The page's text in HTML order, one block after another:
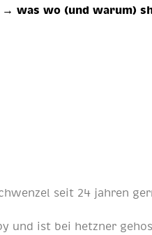
→ was wo (und warum)
seit 24 jahren
und ist bei hetzner